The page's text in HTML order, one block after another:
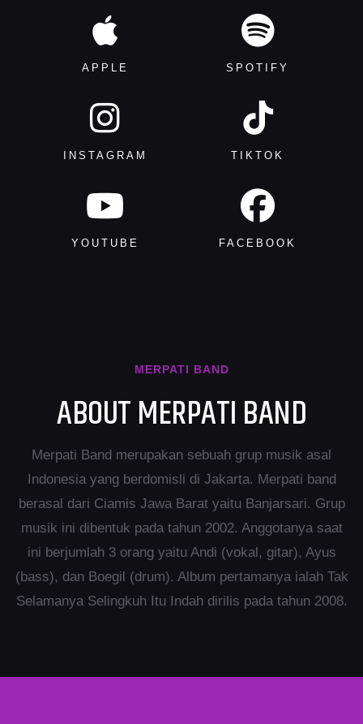
APPLE SPOTIFY
INSTAGRAM TIKTOK
YOUTUBE FACEBOOK
MERPATI BAND
ABOUT MERPATI BAND
Merpati Band merupakan sebuah grup musik asal
Indonesia yang berdomisli di Jakarta. Merpati band
berasal dari Ciamis Jawa Barat yaitu Banjarsari. Grup
musik ini dibentuk pada tahun 2002. Anggotanya saat
ini berjumlah 3 orang yaitu Andi (vokal, gitar), Ayus
(bass), dan Boegil (drum). Album pertamanya ialah Tak
Selamanya Selingkuh Itu Indah dirilis pada tahun 2008.